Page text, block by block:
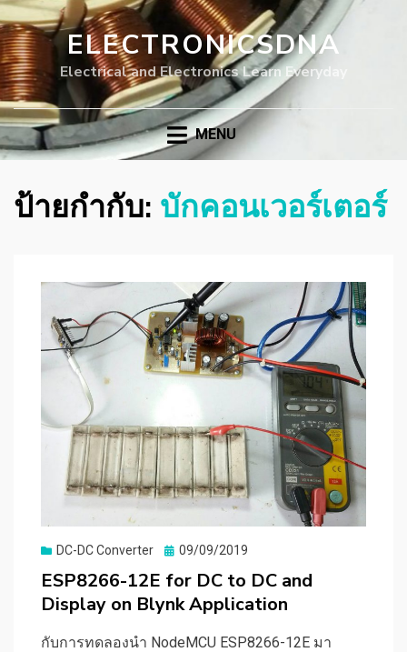
ELECTRONICSDNA
Electrical and Electronics Learn Everyday
MENU
ป้ายกำกับ: บักคอนเวอร์เตอร์
DC-DC Converter
Posted
09/09/2019
ESP8266-12E for DC to DC and
Display on Blynk Application
กับการทดลองนำ NodeMCU ESP8266-12E มา